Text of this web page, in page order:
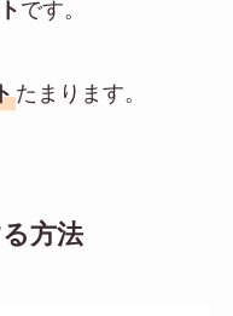
です。
たまります。
方法